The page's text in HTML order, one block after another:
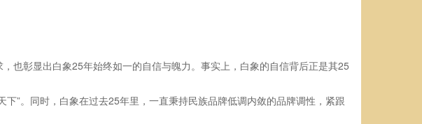
也彰显出白象25年始终如一的自信与魄力。事实上，白象的自信背后正是其25
”。同时，白象在过去25年里，一直秉持民族品牌低调内敛的品牌调性，紧跟